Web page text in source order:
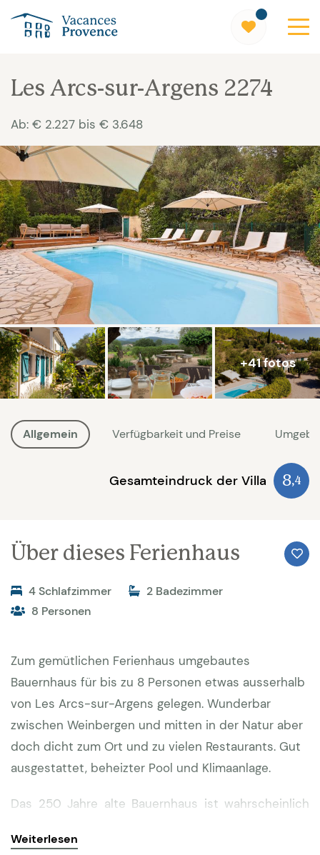
Les Arcs-sur-Argens 2274
Ab: € 2.227 bis € 3.648
+41 fotos
Allgemein Verfügbarkeit und Preise
Gesamteindruck der Villa 8,4
Über dieses Ferienhaus
4 Schlafzimmer
2 Badezimmer
8 Personen
Zum gemütlichen Ferienhaus umgebautes
Bauernhaus für bis zu 8 Personen etwas ausserhalb
von Les Arcs-sur-Argens gelegen. Wunderbar
zwischen Weinbergen und mitten in der Natur aber
doch dicht zum Ort und zu vielen Restaurants. Gut
ausgestattet, beheizter Pool und Klimaanlage.
Das 250 Jahre alte Bauernhaus ist wahrscheinlich
befindet sich in einer ruhigen Wohngegend, etwas
Weiterlesen